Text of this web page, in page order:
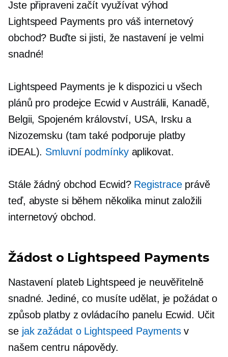
Jste připraveni začít využívat výhod
Lightspeed Payments pro váš internetový
obchod? Buďte si jisti, že nastavení je velmi
snadné!
Lightspeed Payments je k dispozici u všech
plánů pro prodejce Ecwid v Austrálii, Kanadě,
Belgii, Spojeném království, USA, Irsku a
Nizozemsku (tam také podporuje platby
iDEAL). Smluvní podmínkyaplikovat.
Stále žádný obchod Ecwid? Registrace právě
teď, abyste si během několika minut založili
internetový obchod.
Žádost o Lightspeed Payments
Nastavení plateb Lightspeed je neuvěřitelně
snadné. Jediné, co musíte udělat, je požádat o
způsob platby z ovládacího panelu Ecwid. Učit
se jak zažádat o Lightspeed Paymentsv
našem centru nápovědy.